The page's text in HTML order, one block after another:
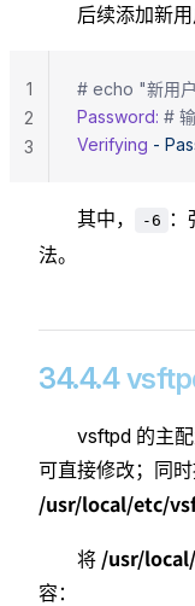
后续添加新用
# echo "新用
Password: #
Verifying -
1
2
3
其中， -6
法。
34.4.4
vsftpd 的主
可直接修改；同
/usr/local/etc/
将 /usr/
容：